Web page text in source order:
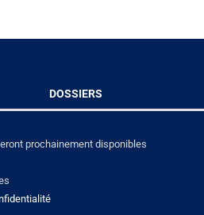
DOSSIERS
prochainement disponibles